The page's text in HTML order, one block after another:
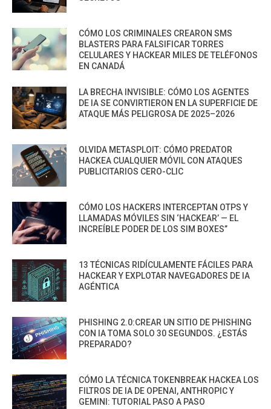
CÓMO LOS CRIMINALES CREARON SMS
BLASTERS PARA FALSIFICAR TORRES
CELULARES Y HACKEAR MILES DE TELÉFONOS
EN CANADÁ
LA BRECHA INVISIBLE: CÓMO LOS AGENTES
DE IA SE CONVIRTIERON EN LA SUPERFICIE DE
ATAQUE MÁS PELIGROSA DE 2025–2026
OLVIDA METASPLOIT: CÓMO PREDATOR
HACKEA CUALQUIER MÓVIL CON ATAQUES
PUBLICITARIOS CERO-CLIC
CÓMO LOS HACKERS INTERCEPTAN OTPS Y
LLAMADAS MÓVILES SIN ‘HACKEAR’ — EL
INCREÍBLE PODER DE LOS SIM BOXES”
13 TÉCNICAS RIDÍCULAMENTE FÁCILES PARA
HACKEAR Y EXPLOTAR NAVEGADORES DE IA
AGÉNTICA
PHISHING 2.0:CREAR UN SITIO DE PHISHING
CON IA TOMA SOLO 30 SEGUNDOS. ¿ESTÁS
PREPARADO?
CÓMO LA TÉCNICA TOKENBREAK HACKEA LOS
FILTROS DE IA DE OPENAI, ANTHROPIC Y
GEMINI: TUTORIAL PASO A PASO